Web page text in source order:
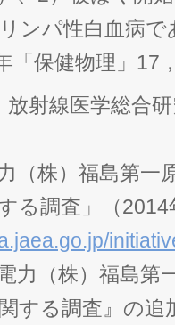
ンパ性白血病
「保健物理」17
放射線医学総合
力（株）福島第
る調査」（2014
電力（株）福島
する調査』の追